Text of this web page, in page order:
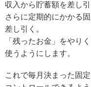
収入から貯蓄額を差し引
さらに定期的にかかる固
差し引く。
「残ったお金」をやり
使うようにします。
これで毎月決まった固